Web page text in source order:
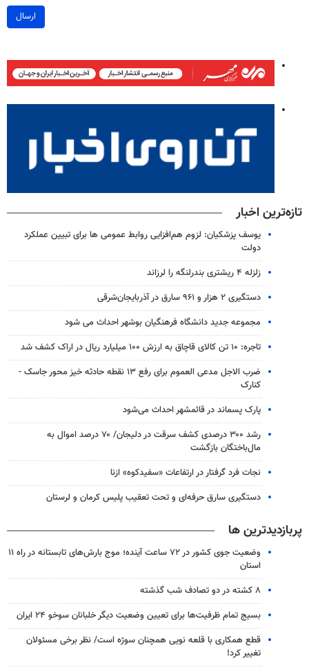
ارسال
تازه‌ترین اخبار
یوسف پزشکیان: لزوم هم‌افزایی روابط‌ عمومی ها برای تبیین عملکرد
دولت
زلزله ۴ ریشتری بندرلنگه را لرزاند
دستگیری ۲ هزار و ۹۶۱ سارق در آذربایجان‌شرقی
مجموعه جدید دانشگاه فرهنگیان بوشهر احداث می شود
تاجره: ۱۰ تن کالای قاچاق به ارزش ۱۰۰ میلیارد ریال در اراک کشف شد
ضرب الاجل مدعی العموم برای رفع ۱۳ نقطه حادثه خیز محور جاسک -
کنارک
پارک پسماند در قائمشهر احداث می‌شود
رشد ۳۰۰ درصدی کشف سرقت در دلیجان/ ۷۰ درصد اموال به
مال‌باختگان بازگشت
نجات فرد گرفتار در ارتفاعات «سفیدکوه» ازنا
دستگیری سارق حرفه‌ای و تحت تعقیب پلیس کرمان و لرستان
پربازدیدترین ها
وضعیت جوی کشور در ۷۲ ساعت آینده؛ موج بارش‌های تابستانه در راه ۱۱
استان
۸ کشته در دو تصادف شب گذشته
بسیج تمام ظرفیت‌ها برای تعیین وضعیت دیگر خلبانان سوخو ۲۴ ایران
قطع همکاری با قلعه نویی همچنان سوژه است/ نظر برخی مسئولان
تغییر کرد!